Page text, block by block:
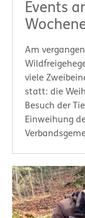
Events
Am
viele
statt: die
Besuch der
Einweihung